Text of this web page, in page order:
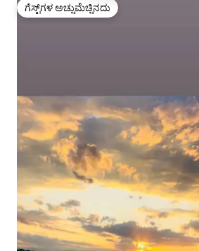
ಗೆಸ್ಟ್‌ಗಳ ಅಚ್ಚುಮೆಚ್ಚಿನದು
ಗೆಸ್ಟ್‌ಗಳ ಅಚ್ಚುಮೆಚ್ಚಿನದು